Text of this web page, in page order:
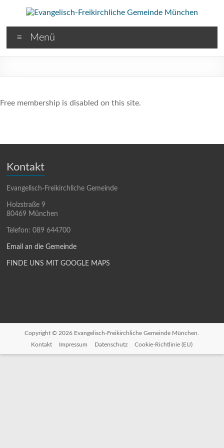
Menü
Free membership is disabled on this site.
Kontakt
Evangelisch-Freikirchliche Gemeinde
Holzstraße 9
80469 München
Telefon: 089 644700
Email an die Gemeinde
FINDE UNS MIT GOOGLE MAPS
Copyright © 2026 Evangelisch-Freikirchliche Gemeinde München.
Kontakt
Impressum Datenschutz Cookie-Richtlinie (EU)